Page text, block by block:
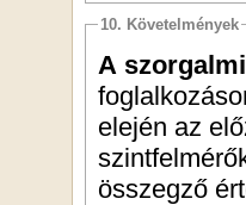
10. Követelmények
A
elején az
összegző